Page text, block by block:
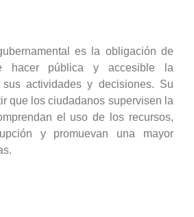
es la obligación de
hacer pública y accesible la
sus actividades y decisiones. Su
que los ciudadanos supervisen la
el uso de los recursos,
y promuevan una mayor